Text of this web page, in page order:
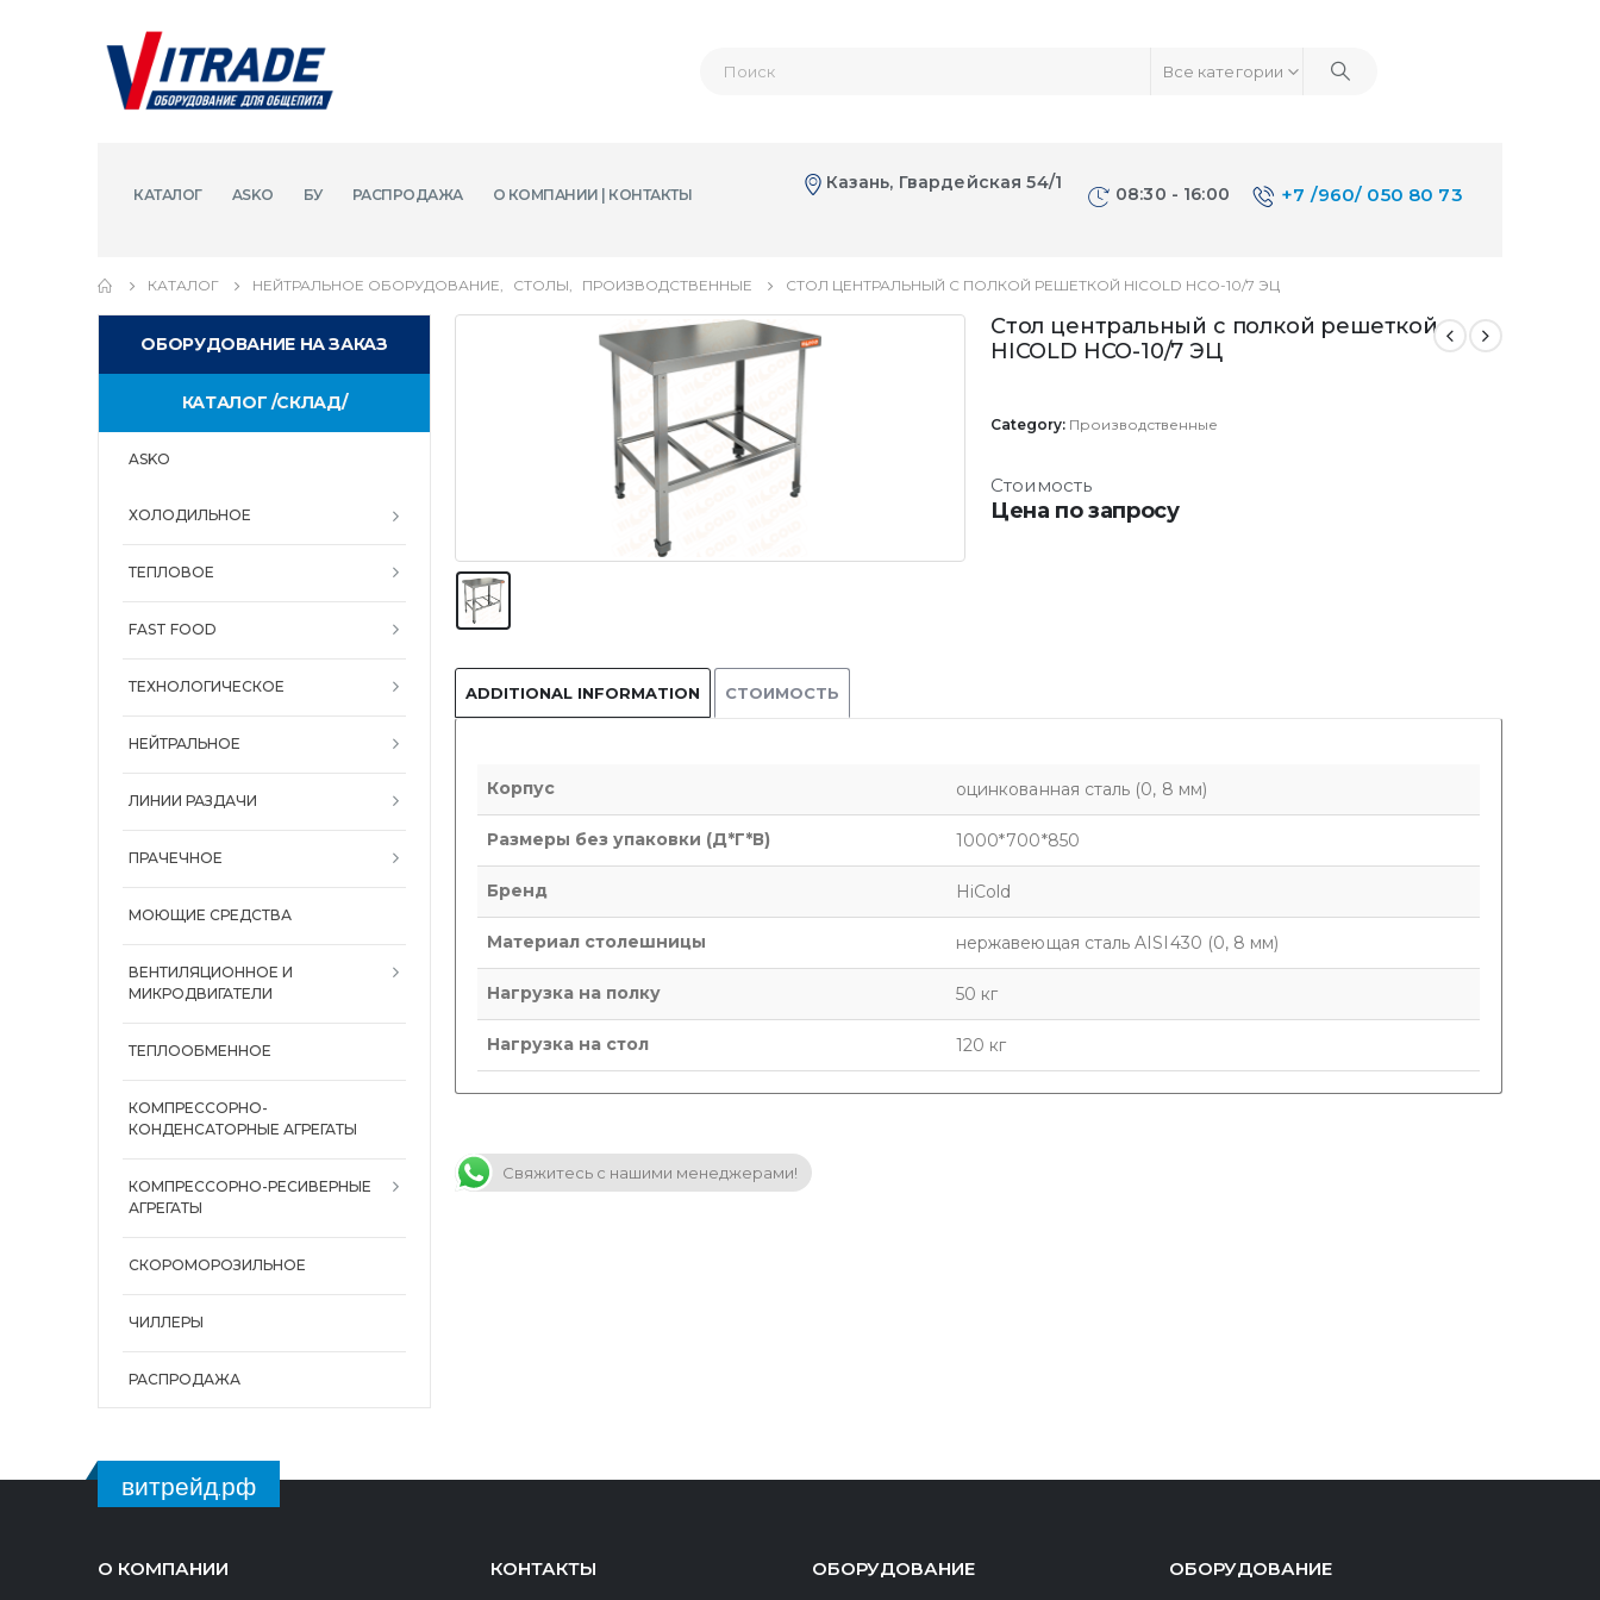
Все категории
КАТАЛОГ ASKO БУ РАСПРОДАЖА О КОМПАНИИ | КОНТАКТЫ
Казань, Гвардейская 54/1
08:30 - 16:00 +7 /960/ 050 80 73
КАТАЛОГ НЕЙТРАЛЬНОЕ ОБОРУДОВАНИЕ СТОЛЫ ПРОИЗВОДСТВЕННЫЕ СТОЛ ЦЕНТРАЛЬНЫЙ С ПОЛКОЙ РЕШЕТКОЙ HICOLD НСО-10/7 ЭЦ
Стол центральный с полкой решеткой
HICOLD НСО-10/7 ЭЦ
Category: Производственные
Стоимость
Цена по запросу
ADDITIONAL INFORMATION СТОИМОСТЬ
Корпус оцинкованная сталь (0, 8 мм)
Размеры без упаковки (Д*Г*В) 1000*700*850
Бренд HiCold
Материал столешницы нержавеющая сталь AISI430 (0, 8 мм)
Нагрузка на полку 50 кг
Нагрузка на стол 120 кг
Свяжитесь с нашими менеджерами!
ОБОРУДОВАНИЕ НА ЗАКАЗ
КАТАЛОГ /СКЛАД/
ASKO
ХОЛОДИЛЬНОЕ
ТЕПЛОВОЕ
FAST FOOD
ТЕХНОЛОГИЧЕСКОЕ
НЕЙТРАЛЬНОЕ
ЛИНИИ РАЗДАЧИ
ПРАЧЕЧНОЕ
МОЮЩИЕ СРЕДСТВА
ВЕНТИЛЯЦИОННОЕ И
МИКРОДВИГАТЕЛИ
ТЕПЛООБМЕННОЕ
КОМПРЕССОРНО-
КОНДЕНСАТОРНЫЕ АГРЕГАТЫ
КОМПРЕССОРНО-РЕСИВЕРНЫЕ
АГРЕГАТЫ
СКОРОМОРОЗИЛЬНОЕ
ЧИЛЛЕРЫ
РАСПРОДАЖА
витрейд.рф
О КОМПАНИИ КОНТАКТЫ ОБОРУДОВАНИЕ ОБОРУДОВАНИЕ